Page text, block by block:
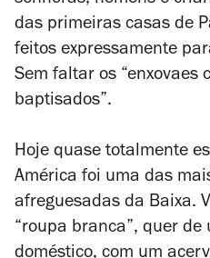
das primeiras casas de
feitos expressamente
Sem faltar os “enxovaes
baptisados”.
Hoje quase totalmente
América foi uma das
afreguesadas da Baixa.
“roupa branca”, quer
doméstico, com um